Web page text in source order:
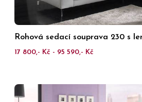
Rohová sedací souprava 230 s
17 800,- Kč - 95 590,- Kč